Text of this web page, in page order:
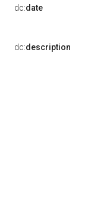
dc:date
dc:description